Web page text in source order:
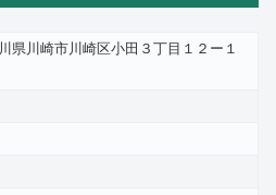
県川崎市川崎区小田３丁目１２ー１